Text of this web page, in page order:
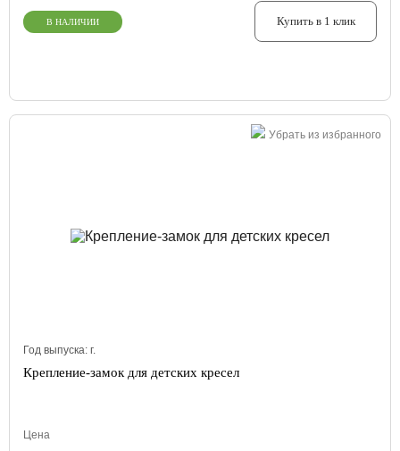
В НАЛИЧИИ Купить в 1 клик
Убрать из избранного
Год выпуска: г.
Крепление-замок для детских кресел
Цена